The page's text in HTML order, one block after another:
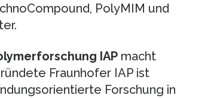
PolyMIM und
IAPmacht
Fraunhofer IAP ist
Forschung in